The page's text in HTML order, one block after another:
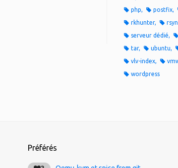
php
postfix
rkhunter
serveur dédié
tar
ubuntu
vlv-index
wordpress
Préférés